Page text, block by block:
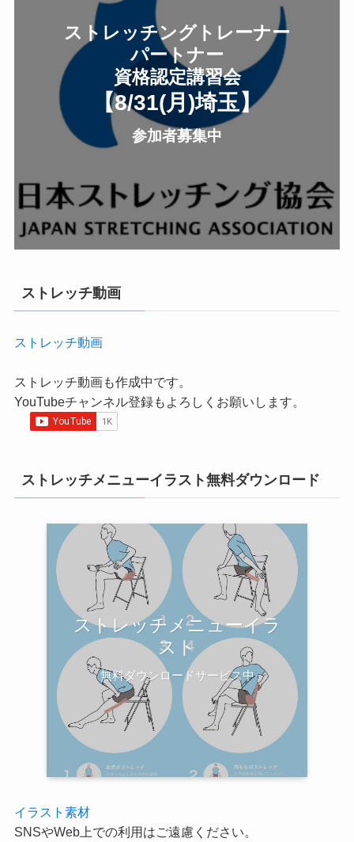
ストレッチングトレーナー
パートナー
資格認定講習会
【8/31(月 )埼玉】
参加者募集中
ストレッチ動画
ストレッチ動画
ストレッチ動画も作成中です。
YouTubeチャンネル登録もよろしくお願いします。
ストレッチメニューイラスト無料ダウンロード
ストレッチメニューイラ
スト
無料ダウンロードサービス中
イラスト素材
SNSやWeb上での利用はご遠慮ください。